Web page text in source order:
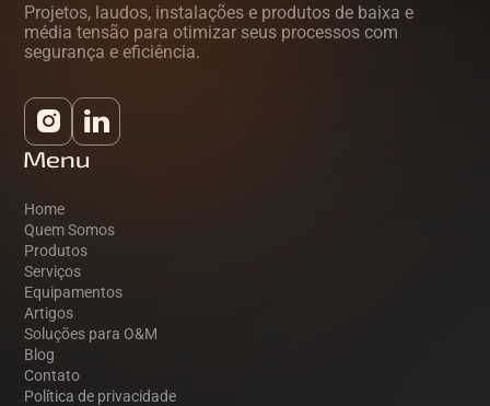
Projetos, laudos, instalações e produtos de baixa e
média tensão para otimizar seus processos com
segurança e eficiência.
Menu
Home
Quem Somos
Produtos
Serviços
Equipamentos
Artigos
Soluções para O&M
Blog
Contato
Política de privacidade